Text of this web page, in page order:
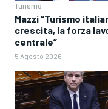
Turismo
Mazzi “Turismo
crescita, la forza
centrale”
5 Agosto 2026